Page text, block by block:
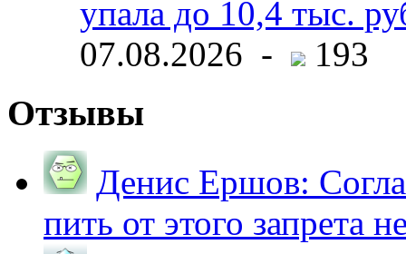
упала до 10,4 тыс.
07.08.2026 -
193
Отзывы
Денис Ершов:
пить от этого запрета